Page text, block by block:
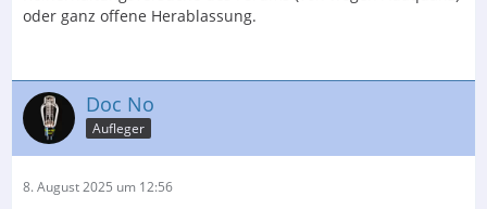
oder ganz offene Herablassung.
Doc No
Aufleger
8. August 2025 um 12:56